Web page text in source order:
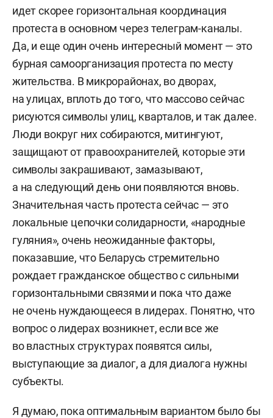
идет скорее горизонтальная координация
протеста в основном через телеграм-каналы.
Да, и еще один очень интересный момент — это
бурная самоорганизация протеста по месту
жительства. В микрорайонах, во дворах,
на улицах, вплоть до того, что массово сейчас
рисуются символы улиц, кварталов, и так далее.
Люди вокруг них собираются, митингуют,
защищают от правоохранителей, которые эти
символы закрашивают, замазывают,
а на следующий день они появляются вновь.
Значительная часть протеста сейчас — это
локальные цепочки солидарности, «народные
гуляния», очень неожиданные факторы,
показавшие, что Беларусь стремительно
рождает гражданское общество с сильными
горизонтальными связями и пока что даже
не очень нуждающееся в лидерах. Понятно, что
вопрос о лидерах возникнет, если все же
во властных структурах появятся силы,
выступающие за диалог, а для диалога нужны
субъекты.
Я думаю, пока оптимальным вариантом было бы